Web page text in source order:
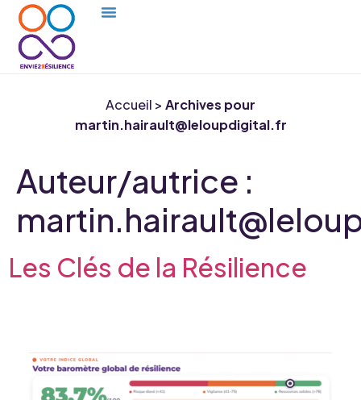
Accueil > Archives pour
martin.hairault@leloupdigital.fr
Auteur/autrice :
Les Clés de la Résilience